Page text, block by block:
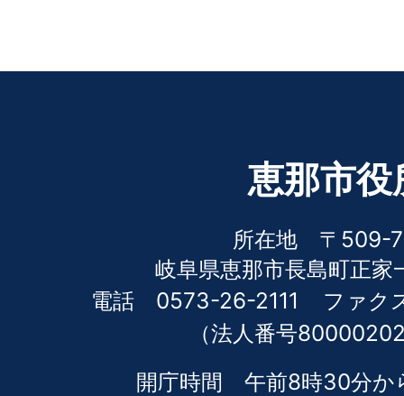
恵那市役
所在地 〒509-
岐阜県恵那市長島町正家
電話 0573-26-2111
ファ
（法人番号
開庁時間 午前8時30分か